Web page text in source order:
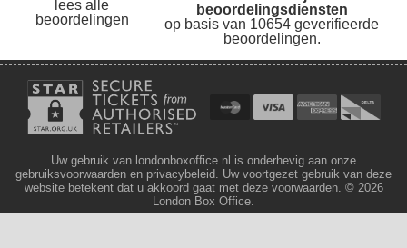
lees alle
beoordelingen
beoordelingsdiensten
op basis van 10654 geverifieerde
beoordelingen.
Uw gebruik van londonboxoffice.nl is onderhevig aan onze
gebruiksvoorwaarden en privacybeleid. Uw voortgezet gebruik van deze
website betekent dat u akkoord gaat met deze voorwaarden. © 2026
London Box Office.